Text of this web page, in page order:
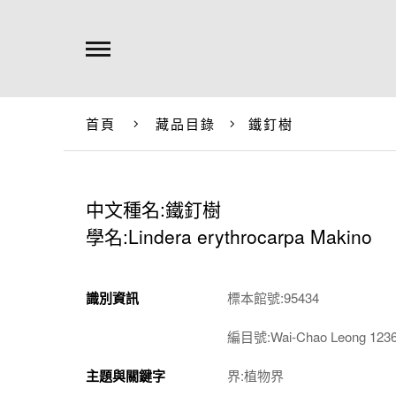
首頁 藏品目錄 鐵釘樹
中文種名:鐵釘樹
學名:Lindera erythrocarpa Makino
識別資訊 標本館號:95434
編目號:Wai-Chao Leong
主題與關鍵字 界:植物界